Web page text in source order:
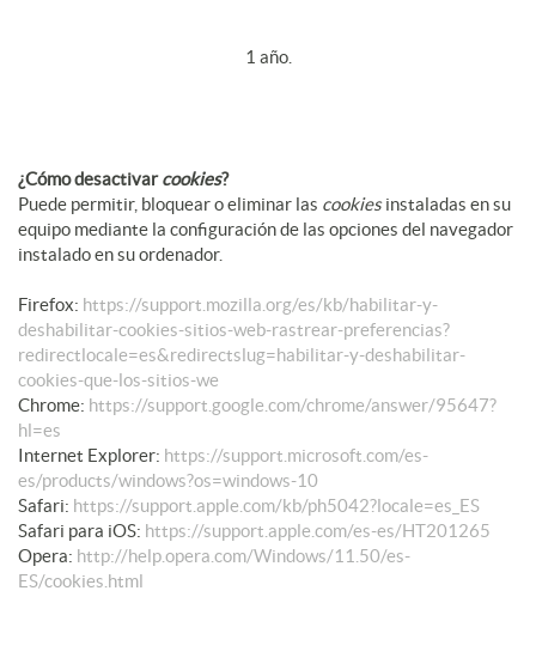
1 año.
¿Cómo desactivarcookies?
Puede permitir, bloquear o eliminar las cookiesinstaladas en su
equipo mediante la configuración de las opciones del navegador
instalado en su ordenador.
Firefox: https://support.mozilla.org/es/kb/habilitar-y-
deshabilitar-cookies-sitios-web-rastrear-preferencias?
redirectlocale=es&redirectslug=habilitar-y-deshabilitar-
cookies-que-los-sitios-we
Chrome: https://support.google.com/chrome/answer/95647?
hl=es
Internet Explorer: https://support.microsoft.com/es-
es/products/windows?os=windows-10
Safari: https://support.apple.com/kb/ph5042?locale=es_ES
Safari para iOS: https://support.apple.com/es-es/HT201265
Opera: http://help.opera.com/Windows/11.50/es-
ES/cookies.html